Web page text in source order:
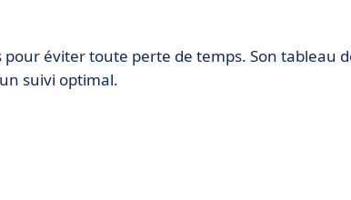
éviter toute perte de temps. Son tableau
suivi optimal.